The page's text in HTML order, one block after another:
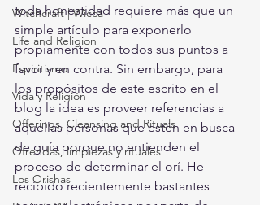
Witchcraft | Wicca
Life and Religion
Espiritismo
Vida y Religión
Offerings, Cleansing and Rituals
Ofrendas, limpiezas y rituales
Los Orishas
toda honestidad requiere más que un
simple artículo para exponerlo
propiamente con todos sus puntos a
favor y en contra. Sin embargo, para
los propósitos de este escrito en el
blog la idea es proveer referencias a
aquellas personas que estén en busca
de guía porque no entienden el
proceso de determinar el orí. He
recibido recientemente bastantes